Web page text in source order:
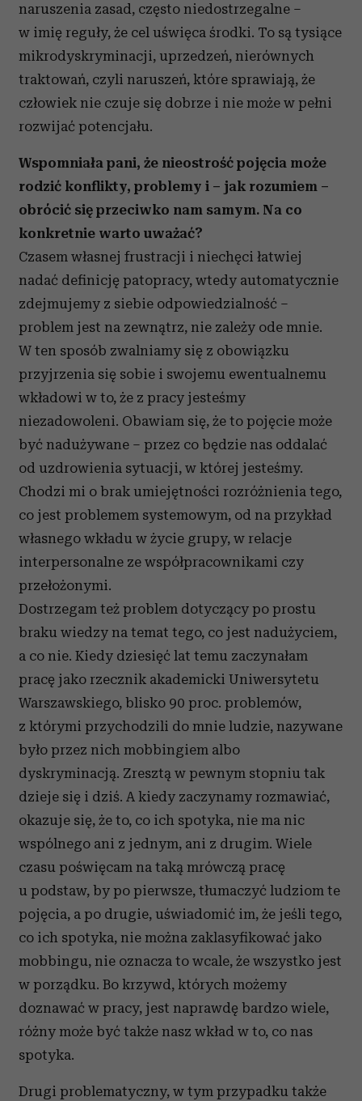
naruszenia zasad, często niedostrzegalne –
w imię reguły, że cel uświęca środki. To są tysiące
mikrodyskryminacji, uprzedzeń, nierównych
traktowań, czyli naruszeń, które sprawiają, że
człowiek nie czuje się dobrze i nie może w pełni
rozwijać potencjału.
Wspomniała pani, że nieostrość pojęcia może
rodzić konflikty, problemy i – jak rozumiem –
obrócić się przeciwko nam samym. Na co
konkretnie warto uważać?
Czasem własnej frustracji i niechęci łatwiej
nadać definicję patopracy, wtedy automatycznie
zdejmujemy z siebie odpowiedzialność –
problem jest na zewnątrz, nie zależy ode mnie.
W ten sposób zwalniamy się z obowiązku
przyjrzenia się sobie i swojemu ewentualnemu
wkładowi w to, że z pracy jesteśmy
niezadowoleni. Obawiam się, że to pojęcie może
być nadużywane – przez co będzie nas oddalać
od uzdrowienia sytuacji, w której jesteśmy.
Chodzi mi o brak umiejętności rozróżnienia tego,
co jest problemem systemowym, od na przykład
własnego wkładu w życie grupy, w relacje
interpersonalne ze współpracownikami czy
przełożonymi.
Dostrzegam też problem dotyczący po prostu
braku wiedzy na temat tego, co jest nadużyciem,
a co nie. Kiedy dziesięć lat temu zaczynałam
pracę jako rzecznik akademicki Uniwersytetu
Warszawskiego, blisko 90 proc. problemów,
z którymi przychodzili do mnie ludzie, nazywane
było przez nich mobbingiem albo
dyskryminacją. Zresztą w pewnym stopniu tak
dzieje się i dziś. A kiedy zaczynamy rozmawiać,
okazuje się, że to, co ich spotyka, nie ma nic
wspólnego ani z jednym, ani z drugim. Wiele
czasu poświęcam na taką mrówczą pracę
u podstaw, by po pierwsze, tłumaczyć ludziom te
pojęcia, a po drugie, uświadomić im, że jeśli tego,
co ich spotyka, nie można zaklasyfikować jako
mobbingu, nie oznacza to wcale, że wszystko jest
w porządku. Bo krzywd, których możemy
doznawać w pracy, jest naprawdę bardzo wiele,
różny może być także nasz wkład w to, co nas
spotyka.
Drugi problematyczny, w tym przypadku także